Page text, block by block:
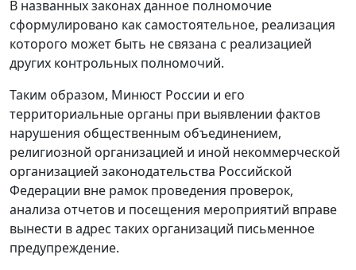
В названных законах данное полномочие
сформулировано как самостоятельное, реализация
которого может быть не связана с реализацией
других контрольных полномочий.
Таким образом, Минюст России и его
территориальные органы при выявлении фактов
нарушения общественным объединением,
религиозной организацией и иной некоммерческой
организацией законодательства Российской
Федерации вне рамок проведения проверок,
анализа отчетов и посещения мероприятий вправе
вынести в адрес таких организаций письменное
предупреждение.